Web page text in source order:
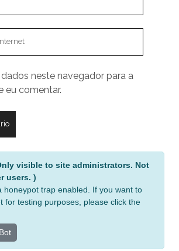
neste navegador para a
eu comentar.
visible to site administrators. Not
users. )
honeypot trap enabled. If you want to
for testing purposes, please click the